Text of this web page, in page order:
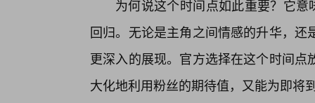
为何说这个时间点如此重要？它意
回归。无论是主角之间情感的升华，
更深入的展现。官方选择在这个时间
大化地利用粉丝的期待值，又能为即将